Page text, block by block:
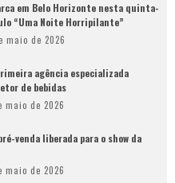
em Belo Horizonte nesta quinta-
“Uma Noite Horripilante”
maio de 2026
agência especializada
de bebidas
maio de 2026
venda liberada para o show da
maio de 2026